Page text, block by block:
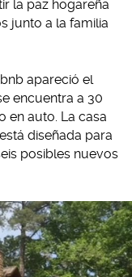
la paz hogareña
junto a la familia
apareció el
encuentra a 30
en auto. La casa
diseñada para
posibles nuevos